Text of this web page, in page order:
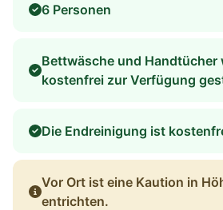
6 Personen
Bettwäsche und Handtücher
kostenfrei zur Verfügung
Die Endreinigung ist
Vor Ort ist eine Kaution in
entrichten.